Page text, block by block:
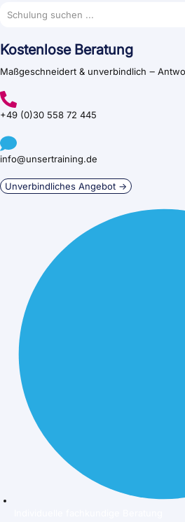
Kostenlose Beratung
Maßgeschneidert & unverbindlich ‒
+49 (0)30 558 72 445
info@unsertraining.de
Unverbindliches Angebot →